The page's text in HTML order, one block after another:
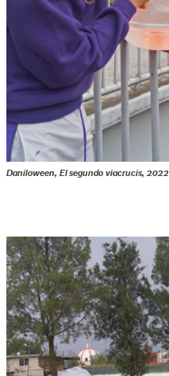
Daniloween, El segundo viacrucis, 2022